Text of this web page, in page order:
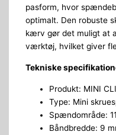
pasform, hvor
optimalt. Den robuste
kærv gør det muligt at
værktøj, hvilket giver
Tekniske
Produkt: MINI
Type: Mini
Spændområde:
Båndbredde: 9